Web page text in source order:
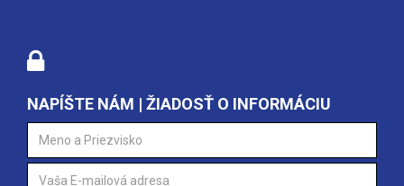
NAPÍŠTE NÁM | ŽIADOSŤ O INFORMÁCIU